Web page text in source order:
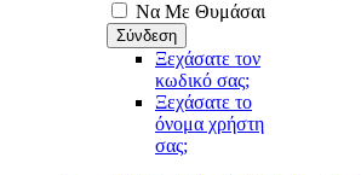
Να Με Θυμάσαι
Ξεχάσατε τον
κωδικό σας;
Ξεχάσατε το
όνομα χρήστη
σας;